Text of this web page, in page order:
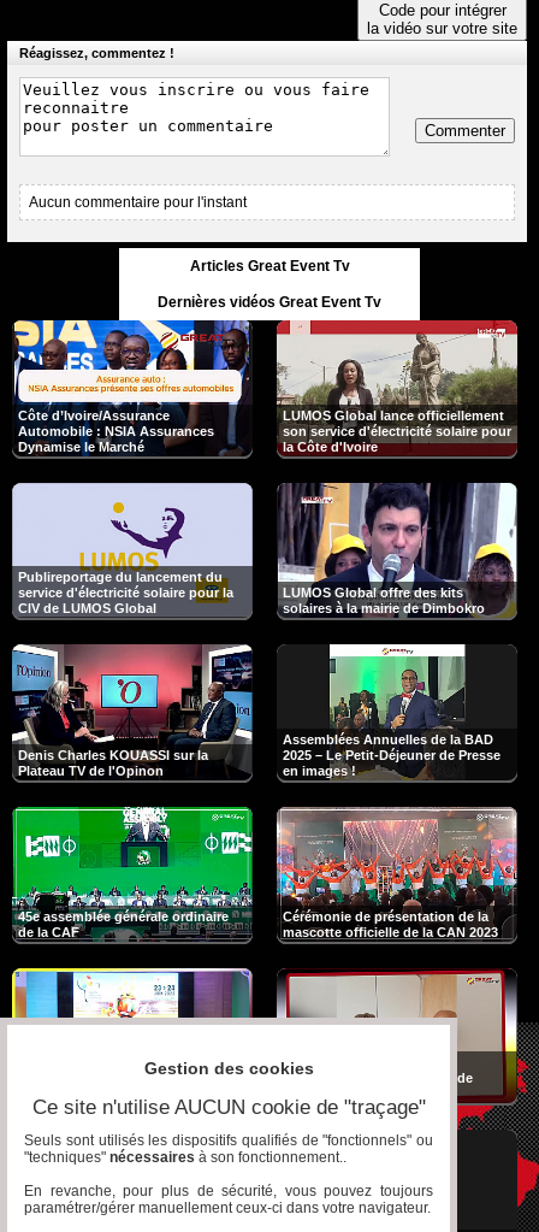
Code pour intégrer
la vidéo sur votre site
Réagissez, commentez !
Commenter
Aucun commentaire pour l'instant
Articles Great Event Tv
Dernières vidéos Great Event Tv
Côte d’Ivoire/Assurance
Automobile : NSIA Assurances
Dynamise le Marché
LUMOS Global lance officiellement
son service d'électricité solaire pour
la Côte d'Ivoire
Publireportage du lancement du
service d'électricité solaire pour la
CIV de LUMOS Global
LUMOS Global offre des kits
solaires à la mairie de Dimbokro
Denis Charles KOUASSI sur la
Plateau TV de l'Opinon
Assemblées Annuelles de la BAD
2025 – Le Petit-Déjeuner de Presse
en images !
45e assemblée générale ordinaire
de la CAF
Cérémonie de présentation de la
mascotte officielle de la CAN 2023
Conférence de presse de la 2e
édition du Salon Africain du
Interview du FMI sur les
perspectives économiques de
Gestion des cookies
Ce site n'utilise AUCUN cookie de "traçage"
Seuls sont utilisés les dispositifs qualifiés de "fonctionnels" ou
"techniques" nécessaires à son fonctionnement..
En revanche, pour plus de sécurité, vous pouvez toujours
paramétrer/gérer manuellement ceux-ci dans votre navigateur.